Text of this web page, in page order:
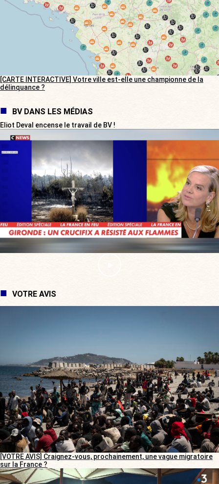
[CARTE INTERACTIVE] Votre ville est-elle une championne de la
délinquance ?
BV DANS LES MÉDIAS
Eliot Deval encense le travail de BV !
VOTRE AVIS
[VOTRE AVIS] Craignez-vous, prochainement, une vague migratoire
sur la France ?